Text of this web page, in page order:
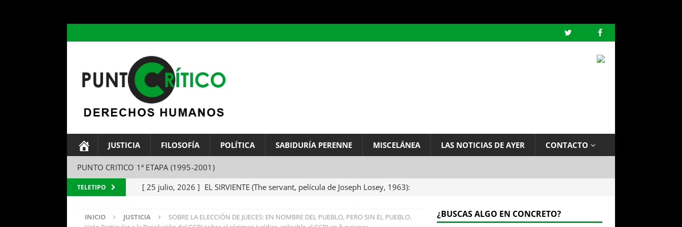
JUSTICIA FILOSOFÍA POLÍTICA SABIDURÍA PERENNE MISCELÁNEA LAS NOTICIAS DE AYER CONTACTO
PUNTO CRITICO 1ª ETAPA (1995-2001)
TELETIPO [ 25 julio, 2026 ] EL SIRVIENTE (The servant, película de Joseph Losey, 1963):
[ 24 julio, 2026 ] EL TEMA DEL INFINITO, por Baruch de Spinoza (Carta de
INICIO JUSTICIA
SOBRE LA ELECCIÓN DE JUECES: EN NOMBRE DEL PUEBLO, PERO SIN EL PUEBLO.
¿BUSCAS ALGO EN CONCRETO?